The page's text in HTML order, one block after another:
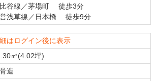
谷線 ／茅場町 徒歩3分
浅草線 ／ 日本橋 徒歩9分
はログイン後に表示
㎡(4.02坪)
造